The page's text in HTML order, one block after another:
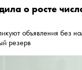
о росте
объявления без
резерв